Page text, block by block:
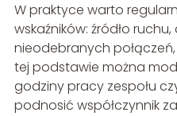
W praktyce warto
wskaźników: źródło
nieodebranych
tej podstawie można
godziny pracy zespołu
podnosić współczynnik